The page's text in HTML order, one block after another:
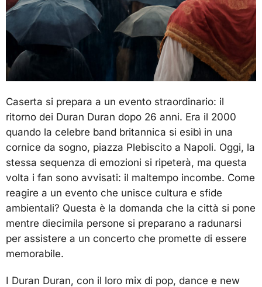
Caserta si prepara a un evento straordinario: il
ritorno dei Duran Duran dopo 26 anni. Era il 2000
quando la celebre band britannica si esibì in una
cornice da sogno, piazza Plebiscito a Napoli. Oggi, la
stessa sequenza di emozioni si ripeterà, ma questa
volta i fan sono avvisati: il maltempo incombe. Come
reagire a un evento che unisce cultura e sfide
ambientali? Questa è la domanda che la città si pone
mentre diecimila persone si preparano a radunarsi
per assistere a un concerto che promette di essere
memorabile.
I Duran Duran, con il loro mix di pop, dance e new